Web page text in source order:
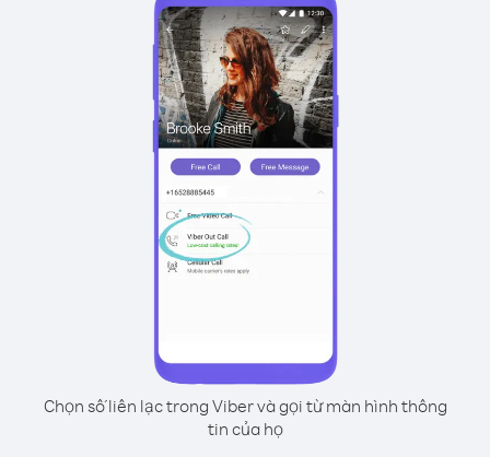
Chọn số liên lạc trong Viber và gọi từ màn hình thông
tin của họ